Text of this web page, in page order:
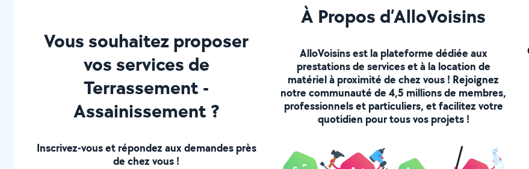
Vous souhaitez proposer
vos services de
Terrassement -
Assainissement ?
Inscrivez-vous et répondez aux demandes près
de chez vous !
À Propos d’AlloVoisins
AlloVoisins est la plateforme dédiée aux
prestations de services et à la location de
matériel à proximité de chez vous ! Rejoignez
notre communauté de 4,5 millions de membres,
professionnels et particuliers, et facilitez votre
quotidien pour tous vos projets !